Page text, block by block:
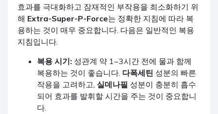
효과를 극대화하고 잠재적인 부작용을 최소화하기 위
해 Extra-Super-P-Force는 정확한 지침에 따라 복
용하는 것이 매우 중요합니다. 다음은 일반적인 복용
지침입니다.
복용 시기: 성관계 약 1~3시간 전에 물과 함께
복용하는 것이 좋습니다. 다폭세틴 성분의 빠른
작용을 고려하고, 실데나필 성분이 충분히 흡수
되어 효과를 발휘할 시간을 주는 것이 중요합니
다.